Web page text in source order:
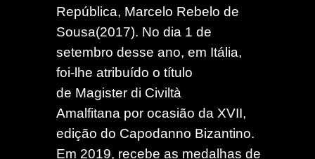
República, Marcelo Rebelo de
Sousa(2017). No dia 1 de
setembro desse ano, em Itália,
foi-lhe atribuído o título
de Magister di Civiltà
Amalfitana por ocasião da XVII,
edição do Capodanno Bizantino.
Em 2019, recebe as medalhas de